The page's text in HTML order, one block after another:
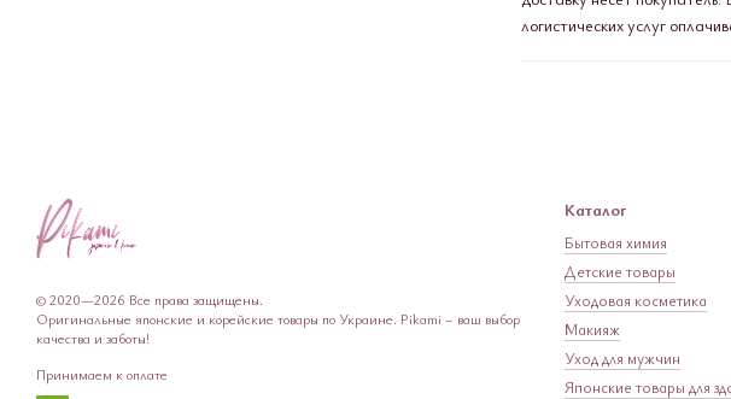
логистических услуг
© 2020—2026 Все права защищены.
Оригинальные японские и корейские товары по Украине. Pikami – ваш выбор
качества и заботы!
Принимаем к оплате
Каталог
Бытовая химия
Детские товары
Уходовая косметика
Макияж
Уход для мужчин
Японские товары для